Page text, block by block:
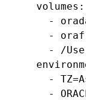
    volumes:
-
-
- /
-
-